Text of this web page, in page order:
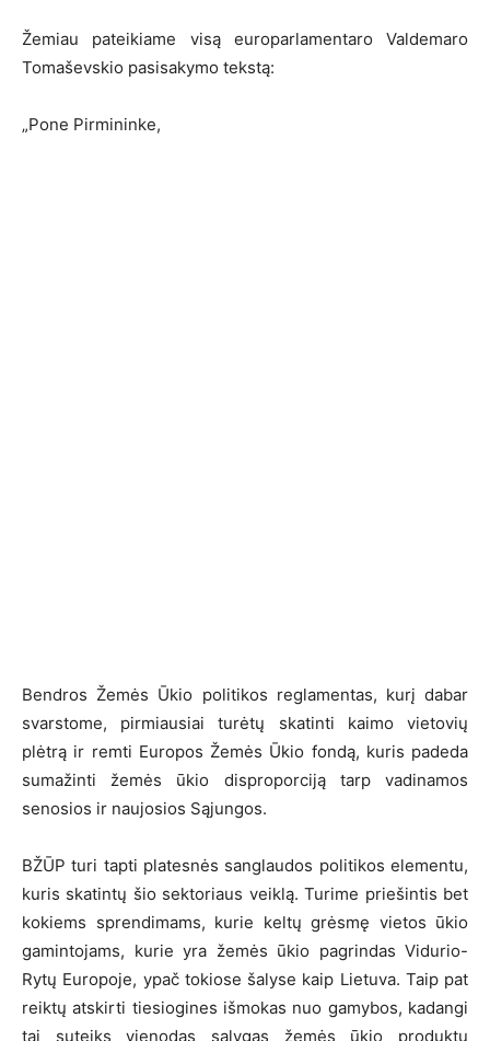
Žemiau pateikiame visą europarlamentaro Valdemaro
Tomaševskio pasisakymo tekstą:
„Pone Pirmininke,
Bendros Žemės Ūkio politikos reglamentas, kurį dabar
svarstome, pirmiausiai turėtų skatinti kaimo vietovių
plėtrą ir remti Europos Žemės Ūkio fondą, kuris padeda
sumažinti žemės ūkio disproporciją tarp vadinamos
senosios ir naujosios Sąjungos.
BŽŪP turi tapti platesnės sanglaudos politikos elementu,
kuris skatintų šio sektoriaus veiklą. Turime priešintis bet
kokiems sprendimams, kurie keltų grėsmę vietos ūkio
gamintojams, kurie yra žemės ūkio pagrindas Vidurio-
Rytų Europoje, ypač tokiose šalyse kaip Lietuva. Taip pat
reiktų atskirti tiesiogines išmokas nuo gamybos, kadangi
tai suteiks vienodas sąlygas žemės ūkio produktų